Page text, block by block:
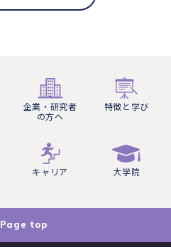
企業・研究者
の方へ
特徴と学び
キャリア 大学院
Page top